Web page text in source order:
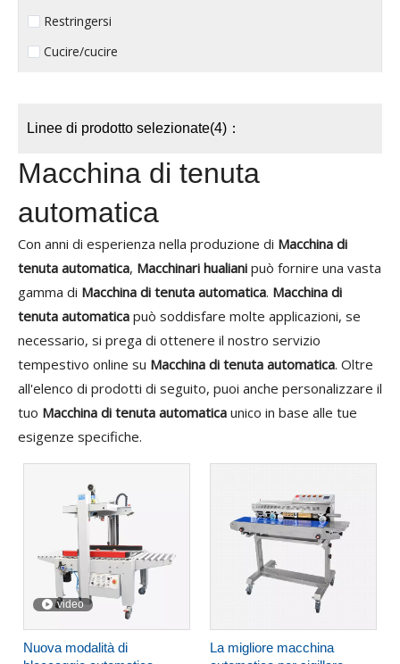
Restringersi
Cucire/cucire
Linee di prodotto selezionate(4)：
Macchina di tenuta
automatica
Con anni di esperienza nella produzione di Macchina di
tenuta automatica, Macchinari hualiani può fornire una vasta
gamma di Macchina di tenuta automatica. Macchina di
tenuta automatica può soddisfare molte applicazioni, se
necessario, si prega di ottenere il nostro servizio
tempestivo online su Macchina di tenuta automatica. Oltre
all'elenco di prodotti di seguito, puoi anche personalizzare il
tuo Macchina di tenuta automatica unico in base alle tue
esigenze specifiche.
video
Nuova modalità di
La migliore macchina